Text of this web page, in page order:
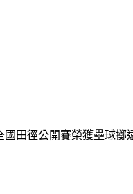
田徑公開賽榮獲壘球擲